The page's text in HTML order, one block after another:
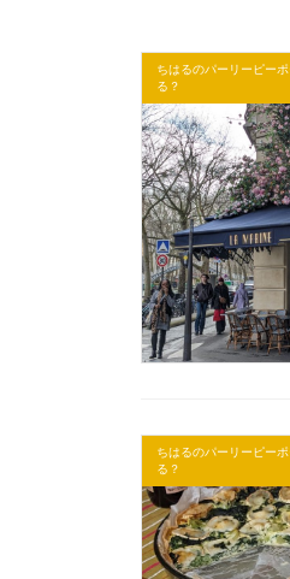
ちはるのパーリーピー
る？
ちはるのパーリーピー
る？